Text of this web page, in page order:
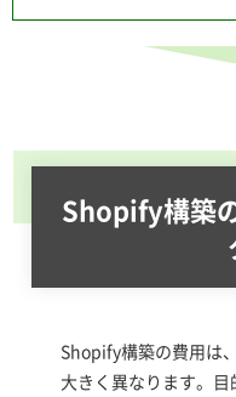
Shopify構築
Shopify構築の費用は
大きく異なります。